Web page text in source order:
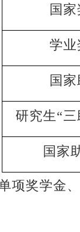
国
学
国
研究生“
国家
项奖学金